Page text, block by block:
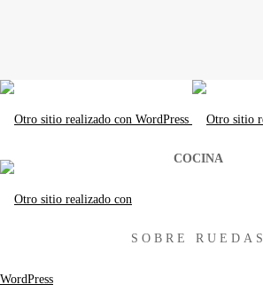
COCINA
SOBRE RUEDAS